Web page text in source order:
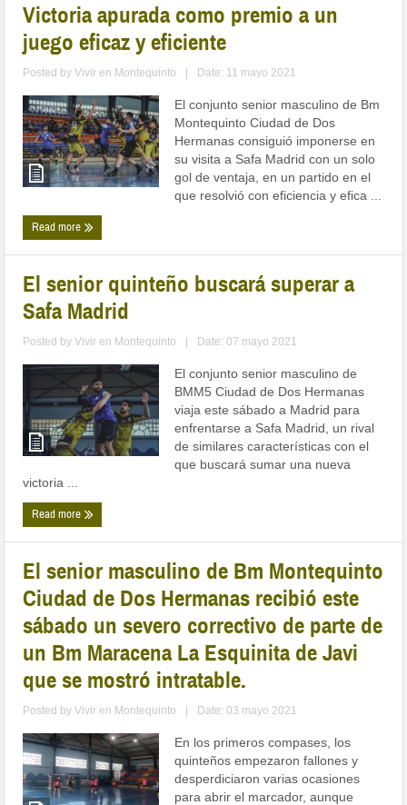
Victoria apurada como premio a un
juego eficaz y eficiente
Posted byVivir en Montequinto Date: 11 mayo 2021
El conjunto senior masculino de Bm
Montequinto Ciudad de Dos
Hermanas consiguió imponerse en
su visita a Safa Madrid con un solo
gol de ventaja, en un partido en el
que resolvió con eficiencia y efica ...
Read more
El senior quinteño buscará superar a
Safa Madrid
Posted byVivir en Montequinto Date: 07 mayo 2021
El conjunto senior masculino de
BMM5 Ciudad de Dos Hermanas
viaja este sábado a Madrid para
enfrentarse a Safa Madrid, un rival
de similares características con el
que buscará sumar una nueva
victoria ...
Read more
El senior masculino de Bm Montequinto
Ciudad de Dos Hermanas recibió este
sábado un severo correctivo de parte de
un Bm Maracena La Esquinita de Javi
que se mostró intratable.
Posted byVivir en Montequinto Date: 03 mayo 2021
En los primeros compases, los
quinteños empezaron fallones y
desperdiciaron varias ocasiones
para abrir el marcador, aunque